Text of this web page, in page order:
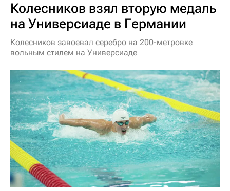
Колесников взял вторую медаль
на Универсиаде в Германии
Колесников завоевал серебро на 200-метровке
вольным стилем на Универсиаде